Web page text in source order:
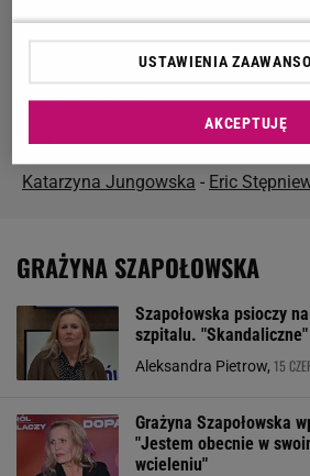
Nagrodami Filmowymi, zwanymi
od 1997 widnieje w Promenadzie
Międzyzdrojach.
Zobacz także:
Katarzyna Jungowska - Eric
GRAŻYNA SZAPOŁOWSKA
Szapołowska psioczy
szpitalu. "Skandaliczne"
Aleksandra Pietrow, 15
Grażyna Szapołowska
"Jestem obecnie w
wcieleniu"
USTAWIENIA
AKCEPTUJĘ